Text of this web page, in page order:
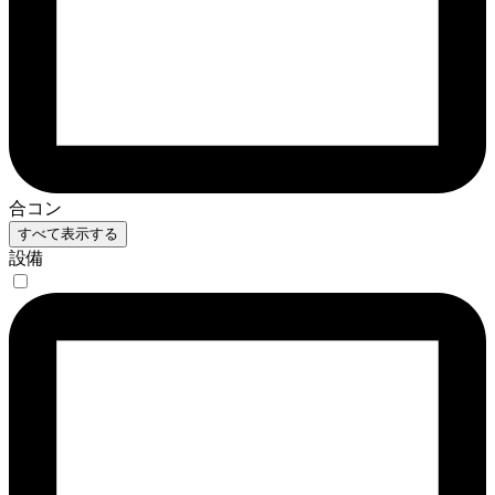
合コン
すべて表示する
設備